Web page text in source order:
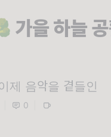
을 하늘 공
제 음악을 곁들인
0